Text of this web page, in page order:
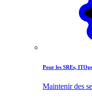
Pour les SREs,
Maintenir des